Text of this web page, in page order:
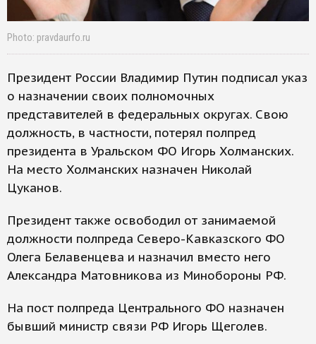
Photo: pravdaurfo.ru
Президент России Владимир Путин подписал указ
о назначении своих полномочных
представителей в федеральных округах. Свою
должность, в частности, потерял полпред
президента в Уральском ФО Игорь Холманских.
На место Холманских назначен Николай
Цуканов.
Президент также освободил от занимаемой
должности полпреда Северо-Кавказского ФО
Олега Белавенцева и назначил вместо него
Александра Матовникова из Минобороны РФ.
На пост полпреда Центрального ФО назначен
бывший министр связи РФ Игорь Щеголев.